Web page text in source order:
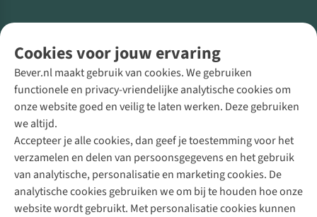
Cookies voor jouw ervaring
Bever.nl maakt gebruik van cookies. We gebruiken
functionele en privacy-vriendelijke analytische cookies om
onze website goed en veilig te laten werken. Deze gebruiken
we altijd.
Accepteer je alle cookies, dan geef je toestemming voor het
verzamelen en delen van persoonsgegevens en het gebruik
van analytische, personalisatie en marketing cookies. De
analytische cookies gebruiken we om bij te houden hoe onze
website wordt gebruikt. Met personalisatie cookies kunnen
Direct advies van een Buitenexpert
+31 (0)85 888 50 88
+31 6 12 28 49 80
Contactformulier